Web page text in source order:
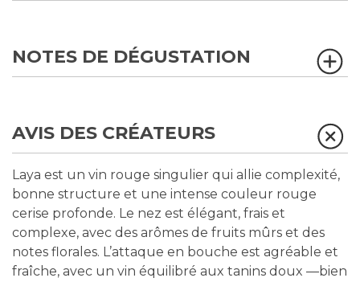
NOTES DE DÉGUSTATION
AVIS DES CRÉATEURS
Laya est un vin rouge singulier qui allie complexité,
bonne structure et une intense couleur rouge
cerise profonde. Le nez est élégant, frais et
complexe, avec des arômes de fruits mûrs et des
notes florales. L’attaque en bouche est agréable et
fraîche, avec un vin équilibré aux tanins doux —bien